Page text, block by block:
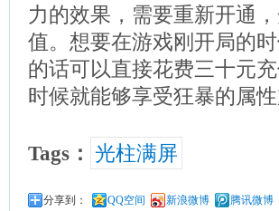
力的效果，需要重新开通
值。想要在游戏刚开局的
的话可以直接花费三十元
时候就能够享受狂暴的属性
Tags： 光柱满屏
分享到： QQ空间 新浪微博 腾讯微博